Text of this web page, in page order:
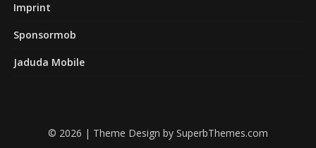
Imprint
Sponsormob
Jaduda Mobile
© 2026 | Theme Design by SuperbThemes.com